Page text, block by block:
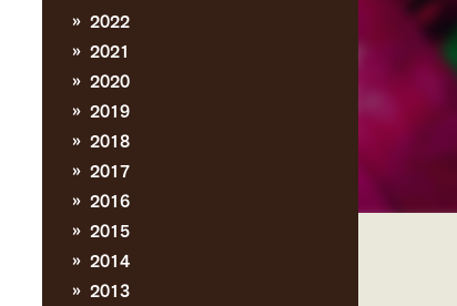
2022
2021
2020
2019
2018
2017
2016
2015
2014
2013